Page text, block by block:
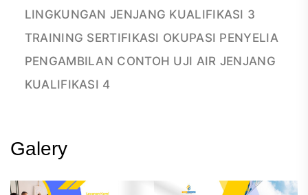
LINGKUNGAN JENJANG KUALIFIKASI 3
TRAINING SERTIFIKASI OKUPASI PENYELIA
PENGAMBILAN CONTOH UJI AIR JENJANG
KUALIFIKASI 4
Galery